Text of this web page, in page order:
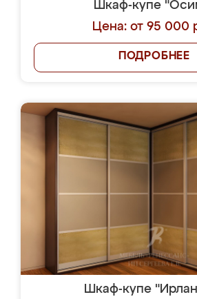
Шкаф-купе
Цена: от 95 000
ПОДРОБНЕЕ
Шкаф-купе